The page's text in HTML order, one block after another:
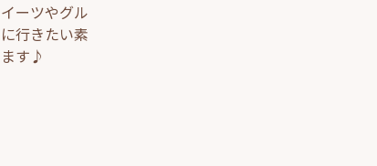
ーツやグル
行きたい素
す♪